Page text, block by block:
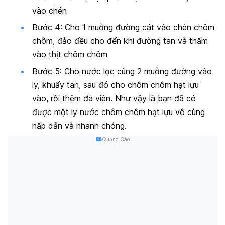
vào chén
Bước 4: Cho 1 muỗng đường cát vào chén chôm
chôm, đảo đều cho đến khi đường tan và thấm
vào thịt chôm chôm
Bước 5: Cho nước lọc cùng 2 muỗng đường vào
ly, khuấy tan, sau đó cho chôm chôm hạt lựu
vào, rồi thêm đá viên. Như vậy là bạn đã có
được một ly nước chôm chôm hạt lựu vô cùng
hấp dẫn và nhanh chóng.
Quảng Cáo